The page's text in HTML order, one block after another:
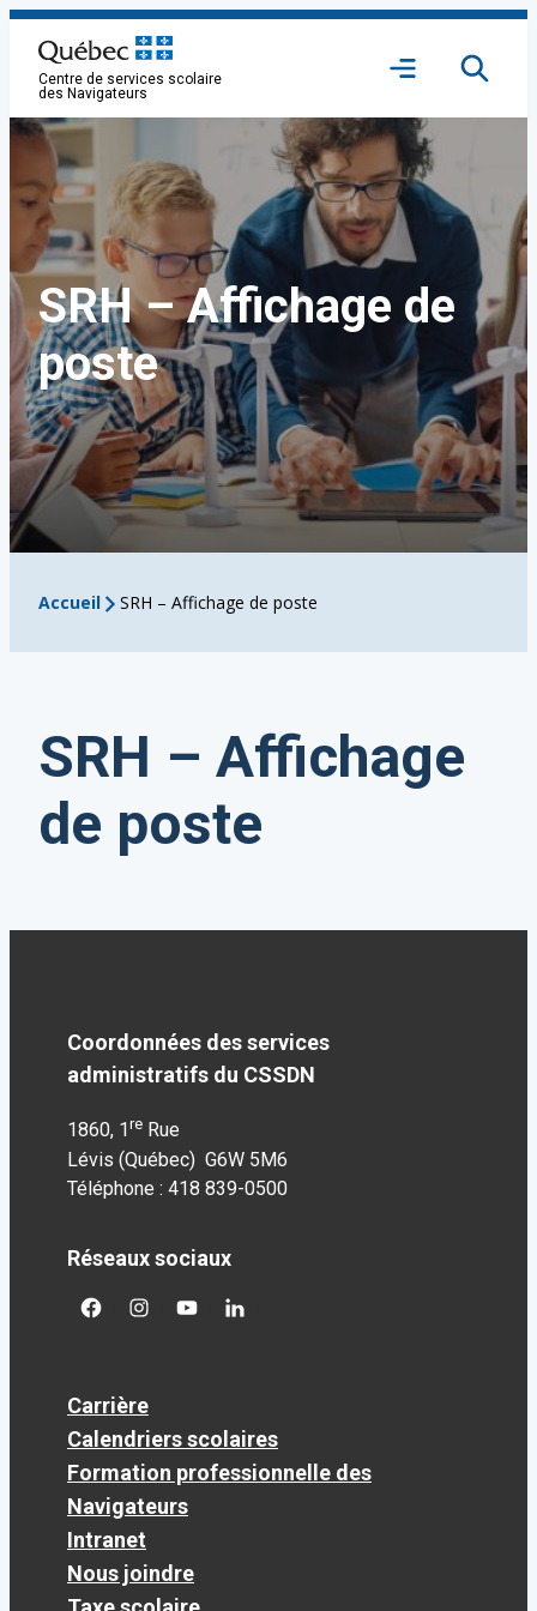
Aller
contenu
Centre de services scolaire
des Navigateurs
Ouvrir
SRH – Affichage de
poste
Accueil SRH – Affichage de poste
SRH – Affichage
de poste
Coordonnées des services
administratifs du CSSDN
1860, 1 re Rue
Lévis (Québec) G6W 5M6
Téléphone : 418 839-0500
Réseaux sociaux
facebookgoogleplus
googleplusgoogleplus
Carrière
Calendriers scolaires
Formation professionnelle des
Navigateurs
Intranet
Nous joindre